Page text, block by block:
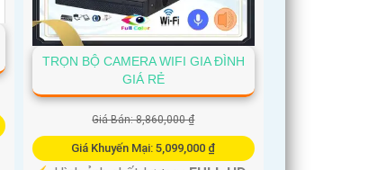
TRỌN BỘ CAMERA WIFI GIA ĐÌNH
GIÁ RẺ
Giá Bán: 8,860,000 ₫
Giá Khuyến Mại: 5,099,000 ₫